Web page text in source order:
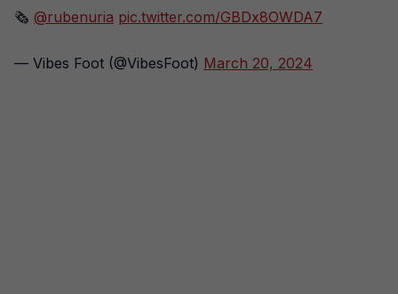
🗞 @rubenuria pic.twitter.com/GBDx8OWDA7
— Vibes Foot (@VibesFoot) March 20, 2024